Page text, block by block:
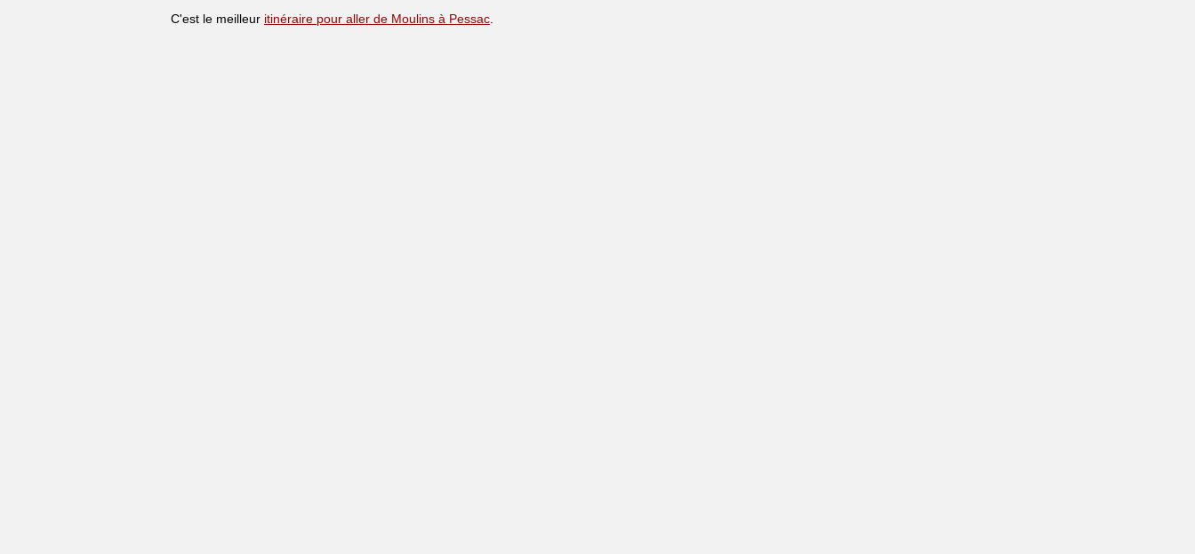
C'est le meilleur itinéraire pour aller de Moulins à Pessac